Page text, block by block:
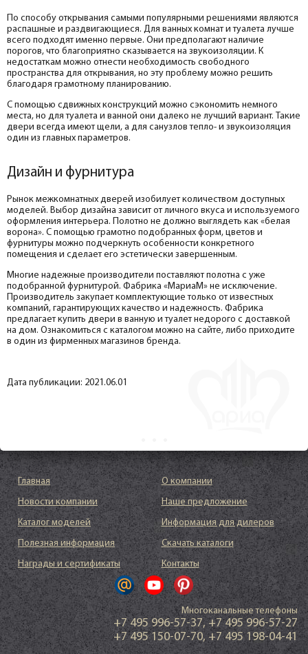
По способу открывания самыми популярными решениями являются
распашные и раздвигающиеся. Для ванных комнат и туалета лучше
всего подходят именно первые. Они предполагают наличие
порогов, что благоприятно сказывается на звукоизоляции. К
недостаткам можно отнести необходимость свободного
пространства для открывания, но эту проблему можно решить
благодаря грамотному планированию.
С помощью сдвижных конструкций можно сэкономить немного
места, но для туалета и ванной они далеко не лучший вариант. Такие
двери всегда имеют щели, а для санузлов тепло- и звукоизоляция
один из главных параметров.
Дизайн и фурнитура
Рынок межкомнатных дверей изобилует количеством доступных
моделей. Выбор дизайна зависит от личного вкуса и используемого
оформления интерьера. Полотно не должно выглядеть как «белая
ворона». С помощью грамотно подобранных форм, цветов и
фурнитуры можно подчеркнуть особенности конкретного
помещения и сделает его эстетически завершенным.
Многие надежные производители поставляют полотна с уже
подобранной фурнитурой. Фабрика «МариаМ» не исключение.
Производитель закупает комплектующие только от известных
компаний, гарантирующих качество и надежность. Фабрика
предлагает купить двери в ванную и туалет недорого с доставкой
на дом. Ознакомиться с каталогом можно на сайте, либо приходите
в один из фирменных магазинов бренда.
Дата публикации: 2021.06.01
Главная
О компании
Новости компании
Наше предложение
Каталог моделей
Информация для дилеров
Полезная информация
Скачать каталоги
Награды и сертификаты
Контакты
Многоканальные телефоны
+7 495 996-57-37, +7 495 996-57-27
+7 495 150-07-70,+7 495 198-04-41